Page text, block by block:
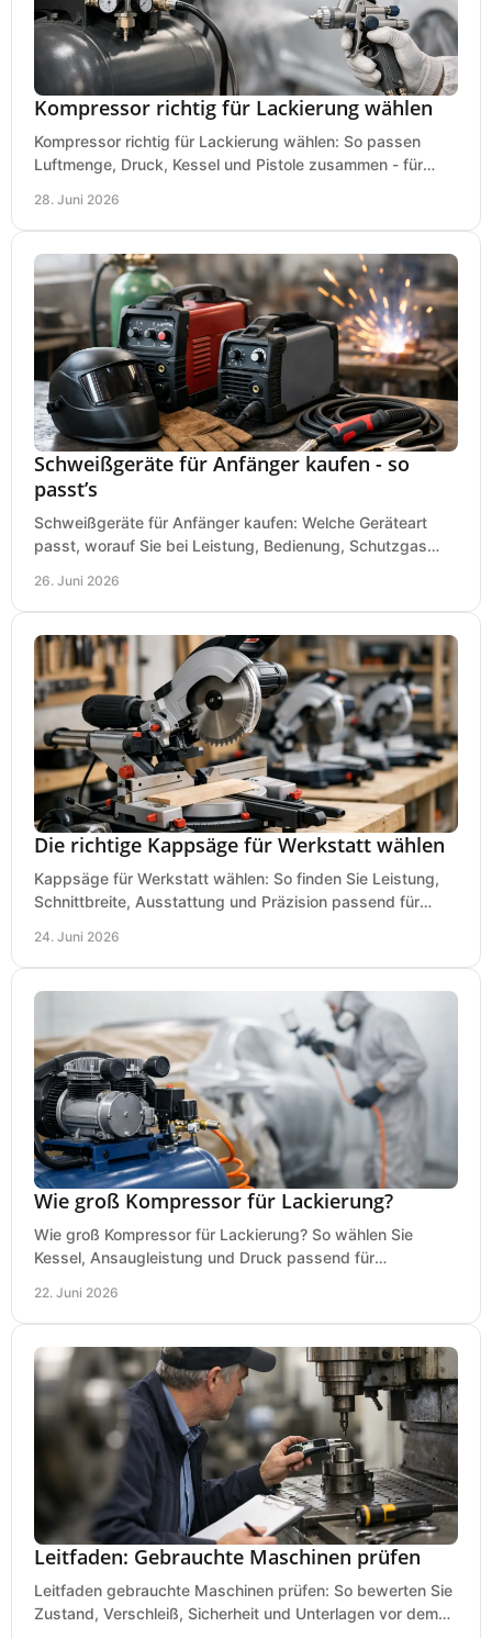
Kompressor richtig für Lackierung wählen
Kompressor richtig für Lackierung wählen: So passen
Luftmenge, Druck, Kessel und Pistole zusammen - für
28. Juni 2026
Schweißgeräte für Anfänger kaufen - so
passt’s
Schweißgeräte für Anfänger kaufen: Welche Geräteart
passt, worauf Sie bei Leistung, Bedienung, Schutzgas
26. Juni 2026
Die richtige Kappsäge für Werkstatt wählen
Kappsäge für Werkstatt wählen: So finden Sie Leistung,
Schnittbreite, Ausstattung und Präzision passend für
24. Juni 2026
Wie groß Kompressor für Lackierung?
Wie groß Kompressor für Lackierung? So wählen Sie
Kessel, Ansaugleistung und Druck passend für
22. Juni 2026
Leitfaden: Gebrauchte Maschinen prüfen
Leitfaden gebrauchte Maschinen prüfen: So bewerten Sie
Zustand, Verschleiß, Sicherheit und Unterlagen vor dem